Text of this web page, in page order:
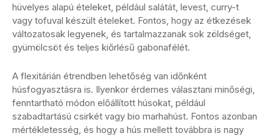
hüvelyes alapú ételeket, például salátát, levest, curry-t
vagy tofuval készült ételeket. Fontos, hogy az étkezések
változatosak legyenek, és tartalmazzanak sok zöldséget,
gyümölcsöt és teljes kiőrlésű gabonafélét.
A flexitárián étrendben lehetőség van időnként
húsfogyasztásra is. Ilyenkor érdemes választani minőségi,
fenntartható módon előállított húsokat, például
szabadtartású csirkét vagy bio marhahúst. Fontos azonban
mértékletesség, és hogy a hús mellett továbbra is nagy